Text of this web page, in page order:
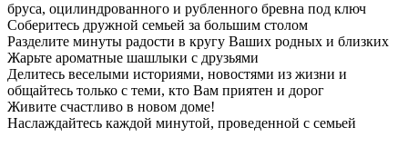
бруса, оцилиндрованного и рубленного бревна под ключ
Соберитесь дружной семьей за большим столом
Разделите минуты радости в кругу Ваших родных и близких
Жарьте ароматные шашлыки с друзьями
Делитесь веселыми историями, новостями из жизни и
общайтесь только с теми, кто Вам приятен и дорог
Живите счастливо в новом доме!
Наслаждайтесь каждой минутой, проведенной с семьей